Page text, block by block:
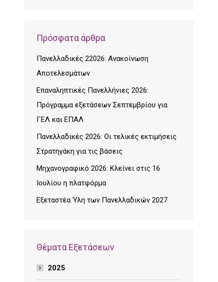
Πρόσφατα άρθρα
Πανελλαδικές 22026: Ανακοίνωση
Αποτελεσμάτων
Επαναληπτικές Πανελλήνιες 2026:
Πρόγραμμα εξετάσεων Σεπτεμβρίου για
ΓΕΛ και ΕΠΑΛ
Πανελλαδικές 2026: Οι τελικές εκτιμήσεις
Στρατηγάκη για τις βάσεις
Μηχανογραφικό 2026: Κλείνει στις 16
Ιουλίου η πλατφόρμα
Εξεταστέα Ύλη των Πανελλαδικών 2027
Θέματα Εξετάσεων
2025